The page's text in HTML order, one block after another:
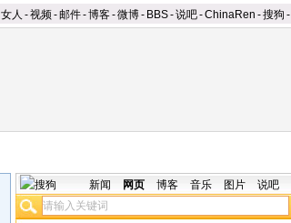
女人 -视频-邮件-博客-微博- BBS-说吧-ChinaRen -搜狗 -
新闻 网页 博客 音乐 图片 说吧